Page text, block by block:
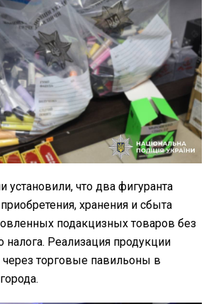
установили, что два фигуранта
хранения и сбыта
подакцизных товаров без
налога. Реализация продукции
через торговые павильоны в